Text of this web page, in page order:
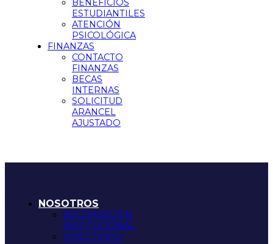
BENEFICIOS
ESTUDIANTILES
ATENCIÓN
PSICOLÓGICA
FINANZAS
CONTACTO
FINANZAS
BECAS
INTERNAS
SOLICITUD
ARANCEL
AJUSTADO
NOSOTROS
INFORMACIÓN
INSTITUCIONAL
DIRECTORIO